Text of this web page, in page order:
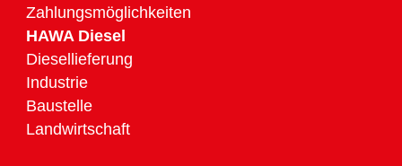
Zahlungsmöglichkeiten
HAWA Diesel
Diesellieferung
Industrie
Baustelle
Landwirtschaft